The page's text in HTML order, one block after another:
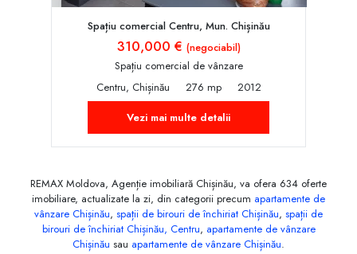
Spațiu comercial Centru, Mun. Chișinău
310,000 € (negociabil)
Spațiu comercial de vânzare
Centru, Chișinău
276 mp
2012
Vezi mai multe detalii
REMAX Moldova, Agenție imobiliară Chișinău, va ofera 634 oferte
imobiliare, actualizate la zi, din categorii precum apartamente de
vânzare Chișinău, spații de birouri de închiriat Chișinău, spații de
birouri de închiriat Chișinău, Centru, apartamente de vânzare
Chișinău sau apartamente de vânzare Chișinău.